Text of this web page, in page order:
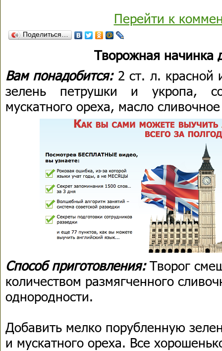
Перейти к
Поделиться…
Творожная начинка
Вам понадобится: 2 ст. л. красной
зелень петрушки и укропа,
мускатного ореха, масло
Способ приготовления:Творог
количеством размягченного
однородности.
Добавить мелко порубленную
и мускатного ореха. Все